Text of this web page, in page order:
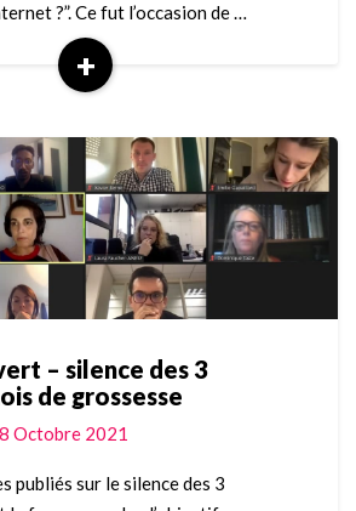
?”. Ce fut l’occasion de …
+
Read
– silence des 3
de grossesse
Octobre 2021
publiés sur le silence des 3